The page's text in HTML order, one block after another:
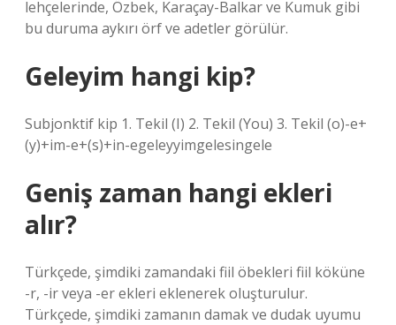
lehçelerinde, Özbek, Karaçay-Balkar ve Kumuk gibi
bu duruma aykırı örf ve adetler görülür.
Geleyim hangi kip?
Subjonktif kip 1. Tekil (I) 2. Tekil (You) 3. Tekil (o)-e+
(y)+im-e+(s)+in-egeleyyimgelesingele
Geniş zaman hangi ekleri
alır?
Türkçede, şimdiki zamandaki fiil öbekleri fiil köküne
-r, -ir veya -er ekleri eklenerek oluşturulur.
Türkçede, şimdiki zamanın damak ve dudak uyumu